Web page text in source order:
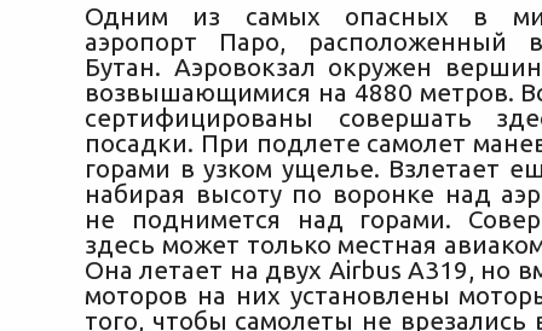
Одним из самых опасных в
аэропорт Паро, расположенный
Бутан. Аэровокзал окружен
возвышающимися на 4880 метров.
сертифицированы совершать
посадки. При подлете самолет
горами в узком ущелье. Взлетает
набирая высоту по воронке над
не поднимется над горами.
здесь может только местная
Она летает на двух Airbus A319, но
моторов на них установлены
того, чтобы самолеты не врезались